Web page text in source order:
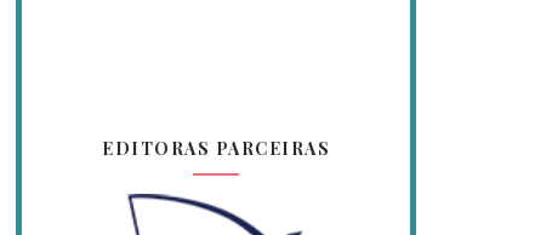
EDITORAS PARCEIRAS